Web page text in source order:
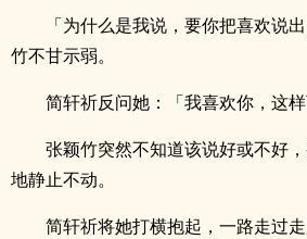
「为什么是我说，要你把喜欢说
竹不甘示弱。
简轩祈反问她：「我喜欢你，这样
张颖竹突然不知道该说好或不好
地静止不动。
简轩祈将她打横抱起，一路走过